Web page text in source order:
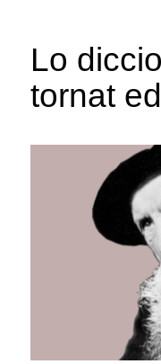
Lo
tornat